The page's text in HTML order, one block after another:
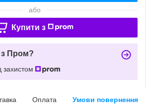
або
Купити з
з Пром?
захистом
Оплата Умови повернення